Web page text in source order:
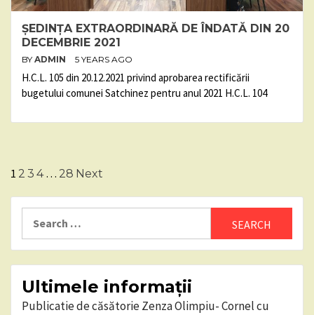
ȘEDINȚA EXTRAORDINARĂ DE ÎNDATĂ DIN 20
DECEMBRIE 2021
BY ADMIN 5 YEARS AGO
H.C.L. 105 din 20.12.2021 privind aprobarea rectificării
bugetului comunei Satchinez pentru anul 2021 H.C.L. 104
Posts
pagination
1 2 3 4 … 28 Next
Ultimele informații
Publicatie de căsătorie Zenza Olimpiu- Cornel cu